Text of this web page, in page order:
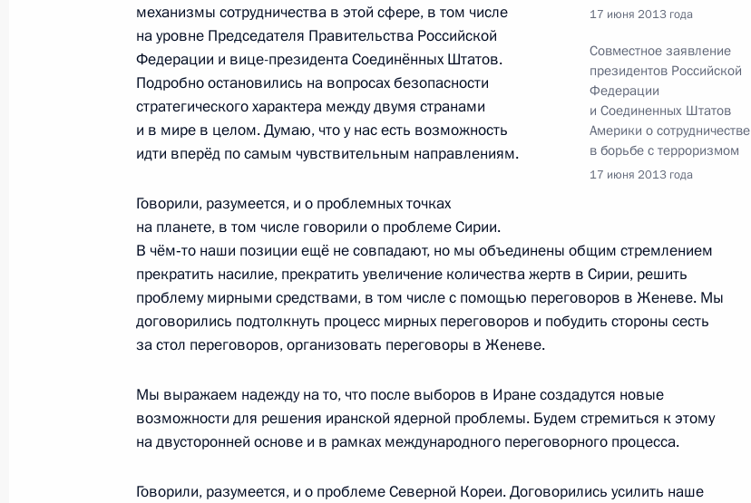
Ответы на вопросы журналистов
31 августа 2013 года, 14:00 Владивосток
13 августа 2013 года, вторник
Заявления для прессы по итогам российско-азербайджанских
переговоров
13 августа 2013 года, 18:15 Баку
1 августа 2013 года, четверг
Заявления для прессы по итогам российско-таджикистанских
1 августа 2013 года, 17:45 Московская область, Ново-Огарёво
17 июля 2013 года, среда
17 июня 2013 года
Совместное заявление
президентов Российской
Федерации
и Соединенных Штатов
Америки о сотрудничестве
в борьбе с терроризмом
17 июня 2013 года
механизмы сотрудничества в этой сфере, в том числе
на уровне Председателя Правительства Российской
Федерации и вице-президента Соединённых Штатов.
Подробно остановились на вопросах безопасности
стратегического характера между двумя странами
и в мире в целом. Думаю, что у нас есть возможность
идти вперёд по самым чувствительным направлениям.
Говорили, разумеется, и о проблемных точках
на планете, в том числе говорили о проблеме Сирии.
В чём‑то наши позиции ещё не совпадают, но мы объединены общим стремлением
прекратить насилие, прекратить увеличение количества жертв в Сирии, решить
проблему мирными средствами, в том числе с помощью переговоров в Женеве. Мы
договорились подтолкнуть процесс мирных переговоров и побудить стороны сесть
за стол переговоров, организовать переговоры в Женеве.
Мы выражаем надежду на то, что после выборов в Иране создадутся новые
возможности для решения иранской ядерной проблемы. Будем стремиться к этому
на двусторонней основе и в рамках международного переговорного процесса.
Говорили, разумеется, и о проблеме Северной Кореи. Договорились усилить наше